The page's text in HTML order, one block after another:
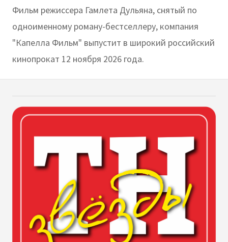
Фильм режиссера Гамлета Дульяна, снятый по
одноименному роману-бестселлеру, компания
"Капелла Фильм" выпустит в широкий российский
кинопрокат 12 ноября 2026 года.